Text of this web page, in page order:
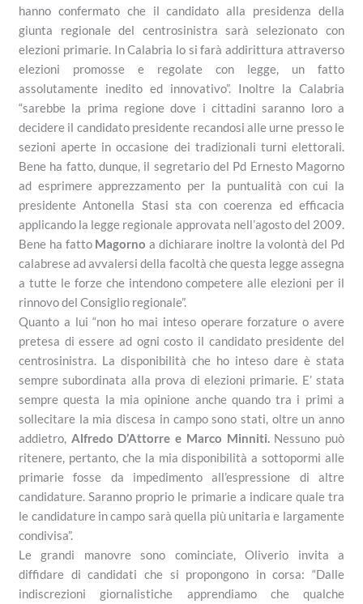
hanno confermato che il candidato alla presidenza della
giunta regionale del centrosinistra sarà selezionato con
elezioni primarie. In Calabria lo si farà addirittura attraverso
elezioni promosse e regolate con legge, un fatto
assolutamente inedito ed innovativo”. Inoltre la Calabria
“sarebbe la prima regione dove i cittadini saranno loro a
decidere il candidato presidente recandosi alle urne presso le
sezioni aperte in occasione dei tradizionali turni elettorali.
Bene ha fatto, dunque, il segretario del Pd Ernesto Magorno
ad esprimere apprezzamento per la puntualità con cui la
presidente Antonella Stasi sta con coerenza ed efficacia
applicando la legge regionale approvata nell’agosto del 2009.
Bene ha fatto Magorno a dichiarare inoltre la volontà del Pd
calabrese ad avvalersi della facoltà che questa legge assegna
a tutte le forze che intendono competere alle elezioni per il
rinnovo del Consiglio regionale”.
Quanto a lui “non ho mai inteso operare forzature o avere
pretesa di essere ad ogni costo il candidato presidente del
centrosinistra. La disponibilità che ho inteso dare è stata
sempre subordinata alla prova di elezioni primarie. E’ stata
sempre questa la mia opinione anche quando tra i primi a
sollecitare la mia discesa in campo sono stati, oltre un anno
addietro, Alfredo D’Attorre e Marco Minniti. Nessuno può
ritenere, pertanto, che la mia disponibilità a sottopormi alle
primarie fosse da impedimento all’espressione di altre
candidature. Saranno proprio le primarie a indicare quale tra
le candidature in campo sarà quella più unitaria e largamente
condivisa”.
Le grandi manovre sono cominciate, Oliverio invita a
diffidare di candidati che si propongono in corsa: “Dalle
indiscrezioni giornalistiche apprendiamo che qualche